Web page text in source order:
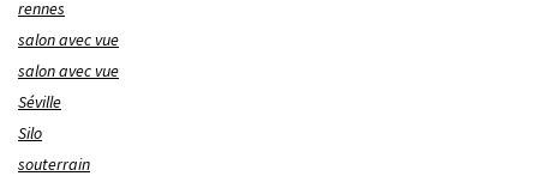
rennes
salon avec vue
salon avec vue
Séville
Silo
souterrain